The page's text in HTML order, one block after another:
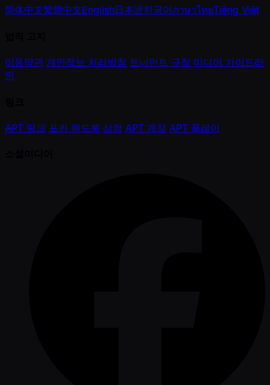
简体中文繁體中文English日本語한국어ภาษาไทยTiếng Việt
이용약관 개인정보 처리방침 토너먼트 규칙 미디어 가이드라
인
APT 링크 포커 핸드북 상점 APT 계정 APT 플레이